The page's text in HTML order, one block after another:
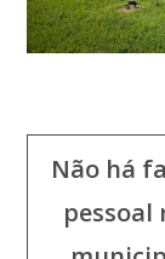
Não há
pessoal